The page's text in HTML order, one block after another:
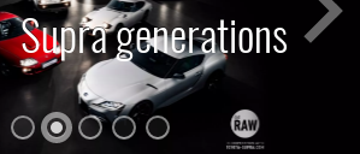
Supra generations